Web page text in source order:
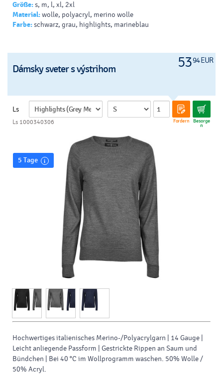
Größe:s, m, l, xl, 2xl
Material:wolle, polyacryl, merino wolle
Farbe:schwarz, grau, highlights, marineblau
5394 EUR
Dámsky sveter s výstrihom
Ls
Fordern Besorge
n
Ls 1000340306
5 Tage
Hochwertiges italienisches Merino-/Polyacrylgarn | 14 Gauge |
Leicht anliegende Passform | Gestrickte Rippen an Saum und
Bündchen | Bei 40 °C im Wollprogramm waschen. 50% Wolle /
50% Acryl.